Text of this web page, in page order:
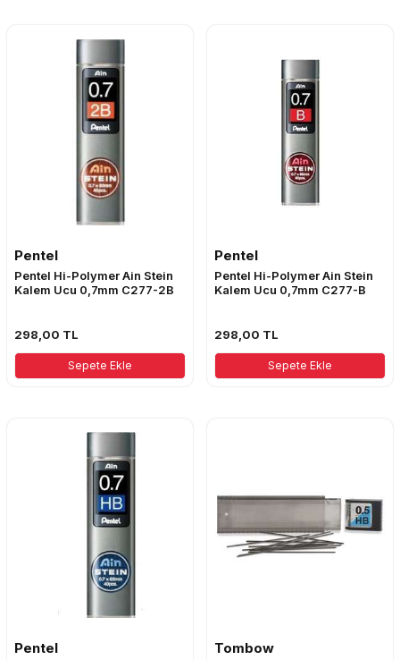
Pentel
Pentel Hi-Polymer Ain Stein
Kalem Ucu 0,7mm C277-2B
298,00 TL
Sepete Ekle
Pentel
Pentel Hi-Polymer Ain Stein
Kalem Ucu 0,7mm C277-B
298,00 TL
Sepete Ekle
Pentel Tombow